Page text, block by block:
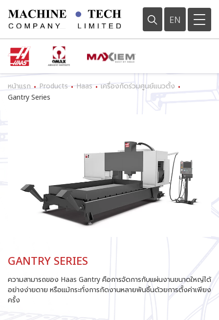
EN
หน้าแรก • Products • Haas • เครื่องกัดร่วมศูนย์แนวตั้ง •
Gantry Series
GANTRY SERIES
ความสามารถของ Haas Gantry คือการจัดการกับแผ่นงานขนาดใหญ่ได้
อย่างง่ายดาย หรือแม้กระทั่งการกัดงานหลายพันชิ้นด้วยการตั้งค่าเพียง
ครั้ง